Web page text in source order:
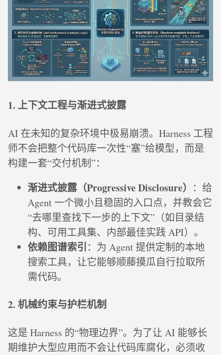
1. 上下文工程与渐进式披露
AI 在未知的复杂环境中极易崩溃。Harness 工程
师不会把整个代码库一次性“塞”给模型，而是
构建一套“交付机制”：
渐进式披露（Progressive Disclosure） ：给
Agent 一个微小且稳固的入口点，并教会它
“去哪里查找下一步的上下文”（如目录结
构、可用工具集、内部最佳实践 API）。
依赖图谱索引 ：为 Agent 提供定制的本地
搜索工具，让它能够顺藤摸瓜自行拉取所
需代码。
2. 机械约束与护栏机制
这是 Harness 的“物理边界”。为了让 AI 能够长
期维护大型应用而不会让代码库腐化，必须收